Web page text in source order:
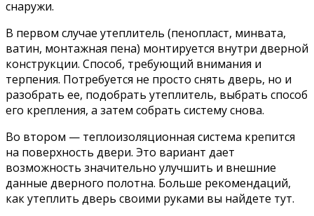
снаружи.
В первом случае утеплитель (пенопласт, минвата,
ватин, монтажная пена) монтируется внутри дверной
конструкции. Способ, требующий внимания и
терпения. Потребуется не просто снять дверь, но и
разобрать ее, подобрать утеплитель, выбрать способ
его крепления, а затем собрать систему снова.
Во втором — теплоизоляционная система крепится
на поверхность двери. Это вариант дает
возможность значительно улучшить и внешние
данные дверного полотна. Больше рекомендаций,
как утеплить дверь своими руками вы найдете тут.